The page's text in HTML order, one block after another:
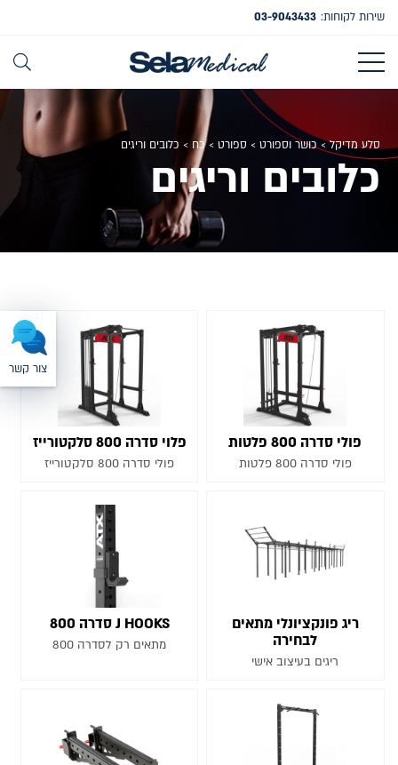
שירות לקוחות: 03-9043433
צור קשר
סלע מדיקל>כושר וספורט > ספורט >כח > כלובים וריגים
כלובים וריגים
פולי סדרה 800 פלטות
פולי סדרה 800 פלטות
פלוי סדרה 800 סלקטורייז
פולי סדרה 800 סלקטורייז
ריג פונקציונלי מתאים
לבחירה
ריגים בעיצוב אישי
J HOOKS סדרה 800
מתאים רק לסדרה 800